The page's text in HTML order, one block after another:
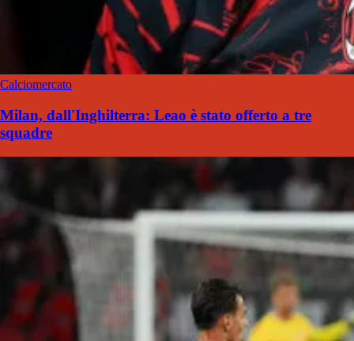
Calciomercato
Milan, dall'Inghilterra: Leao è stato offerto a tre
squadre